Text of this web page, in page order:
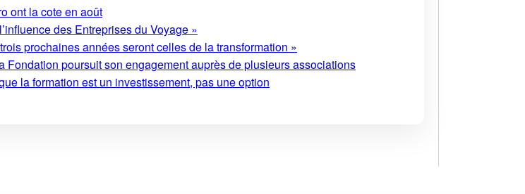
ont la cote en août
des Entreprises du Voyage »
prochaines années seront celles de la transformation »
poursuit son engagement auprès de plusieurs associations
la formation est un investissement, pas une option